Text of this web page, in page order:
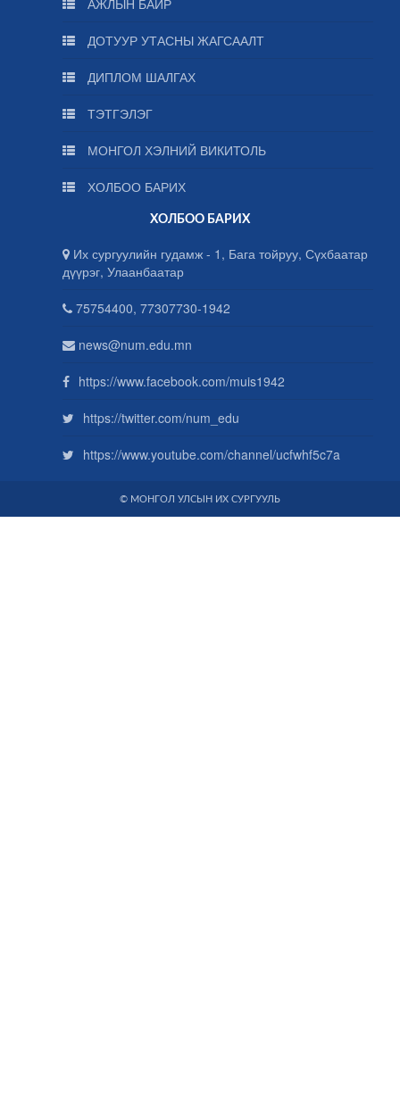
ДОТУУР УТАСНЫ ЖАГСААЛТ
ДИПЛОМ ШАЛГАХ
ТЭТГЭЛЭГ
МОНГОЛ ХЭЛНИЙ ВИКИТОЛЬ
ХОЛБОО БАРИХ
ХОЛБОО БАРИХ
Их сургуулийн гудамж - 1, Бага тойруу, Сүхбаатар
дүүрэг, Улаанбаатар
75754400, 77307730-1942
news@num.edu.mn
https://www.facebook.com/muis1942
https://twitter.com/num_edu
https://www.youtube.com/channel/ucfwhf5c7a
© МОНГОЛ УЛСЫН ИХ СУРГУУЛЬ